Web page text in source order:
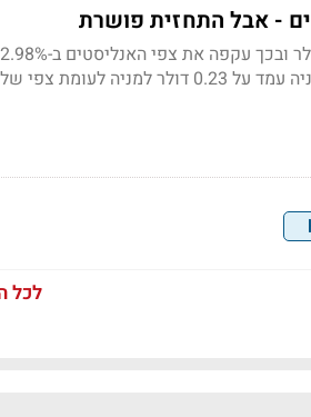
- אבל התחזית פושרת
לכל